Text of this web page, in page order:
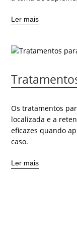
Ler mais
Os tratamentos
localizada e a
eficazes quando
caso.
Ler mais